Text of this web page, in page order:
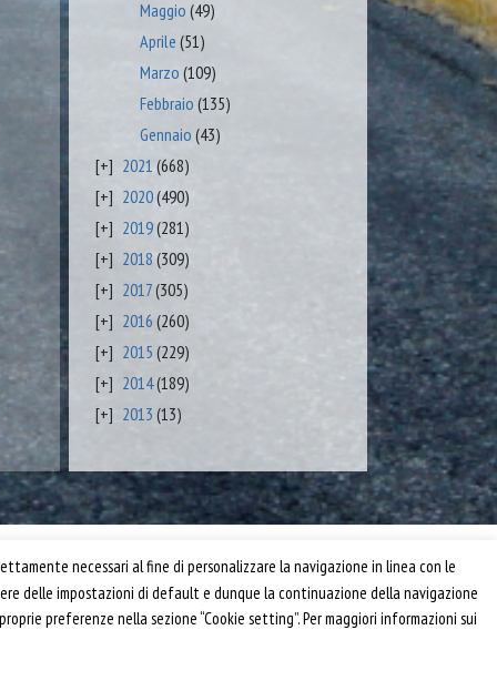
Maggio (49)
Aprile (51)
Marzo (109)
Febbraio (135)
Gennaio (43)
2021 (668)
2020(490)
2019(281)
2018 (309)
2017(305)
2016 (260)
2015 (229)
2014(189)
2013 (13)
Privacy e Cookie Policy
Informativa
Riferimenti
necessari al fine di personalizzare la navigazione in linea con le
delle impostazioni di default e dunque la continuazione della navigazione
preferenze nella sezione “Cookie setting”. Per maggiori informazioni sui